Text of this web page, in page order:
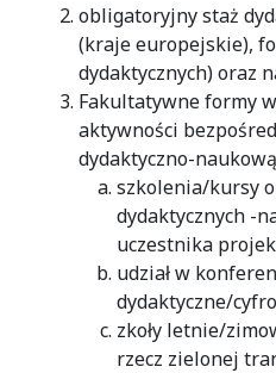
obligatoryjny staż
(kraje europejskie),
dydaktycznych) oraz
Fakultatywne formy
aktywności
dydaktyczno-naukową
szkolenia/kursy
dydaktycznych -
uczestnika
udział w
dydaktyczne/
zkoły letnie/
rzecz zielonej